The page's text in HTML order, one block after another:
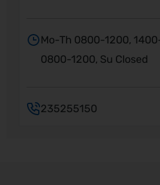
Mo-Th 0800-1200,
0800-1200, Su Closed
235255150